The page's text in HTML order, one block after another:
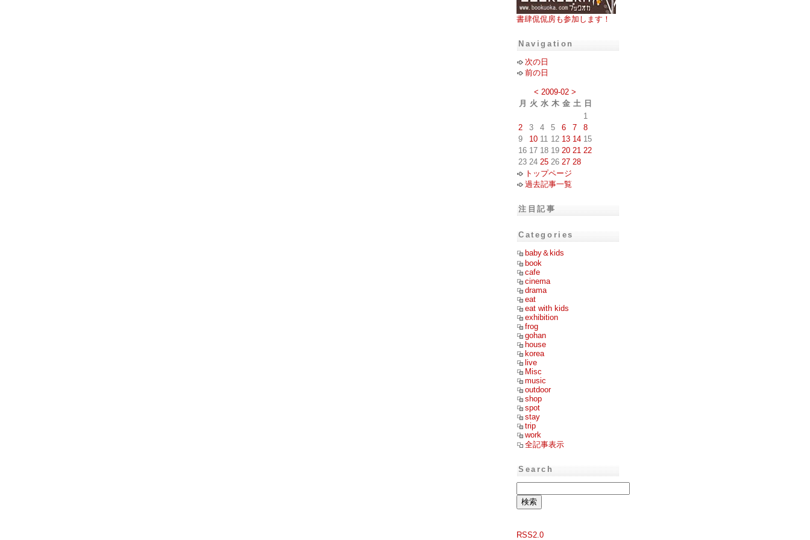
書肆侃侃房も参加します！
Navigation
次の日
前の日
< 2009-02 >
月
火 水 木 金 土 日
1
2
3 4 5 6 7
8
9
10 11 12 13 14 15
16 17 18 19 20 21 22
23 24 25 26 27 28
トップページ
過去記事一覧
注目記事
Categories
baby＆kids
book
cafe
cinema
drama
eat
eat with kids
exhibition
frog
gohan
house
korea
live
Misc
music
outdoor
shop
spot
stay
trip
work
全記事表示
Search
RSS2.0